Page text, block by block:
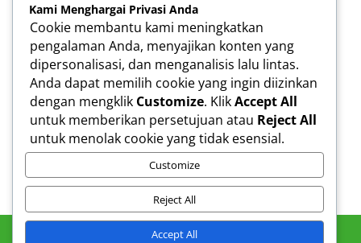
Simpan nama, email, dan situs web saya
pada peramban ini untuk komentar saya
berikutnya.
Kirim Komentar
Kami Menghargai Privasi Anda
Cookie membantu kami meningkatkan
pengalaman Anda, menyajikan konten yang
dipersonalisasi, dan menganalisis lalu lintas.
Anda dapat memilih cookie yang ingin diizinkan
dengan mengklik Customize. KlikAccept All
untuk memberikan persetujuan atau Reject All
untuk menolak cookie yang tidak esensial.
Customize
Reject All
Accept All